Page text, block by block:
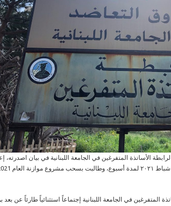
لرابطة الأساتذة المتفرغين في الجامعة اللبنانية في بيان
المتفرغين في الجامعة اللبنانية إجتماعاً استثنائياً طارئاً عن بعد